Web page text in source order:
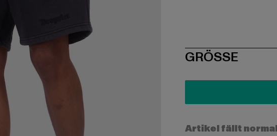
SIZE
GRÖSSE
Artikel fällt